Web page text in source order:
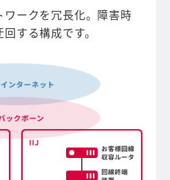
ークを冗長化。障害時
する構成です。